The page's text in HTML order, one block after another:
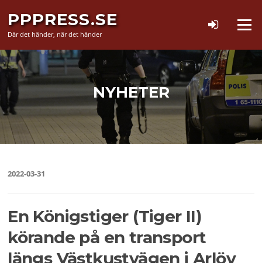
innehåll
PPPRESS.SE
Där det händer, när det händer
Meny
NYHETER
2022-03-31
En Königstiger (Tiger II)
körande på en transport
längs Västkustvägen i Arlöv